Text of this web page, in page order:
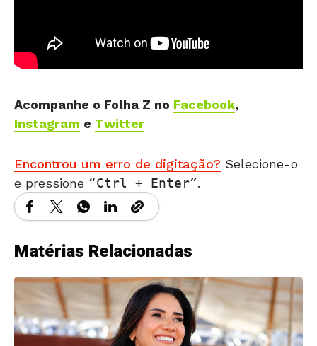
Acompanhe o Folha Z no Facebook,
Instagram e Twitter
Encontrou um erro de digitação? Selecione-o
e pressione
Ctrl + Enter .
Matérias Relacionadas